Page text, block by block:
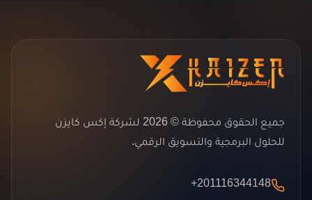
جميع الحقوق محفوظة © 2026 لشركة إكس كايزن
للحلول البرمجية والتسويق الرقمي.
+201116344148